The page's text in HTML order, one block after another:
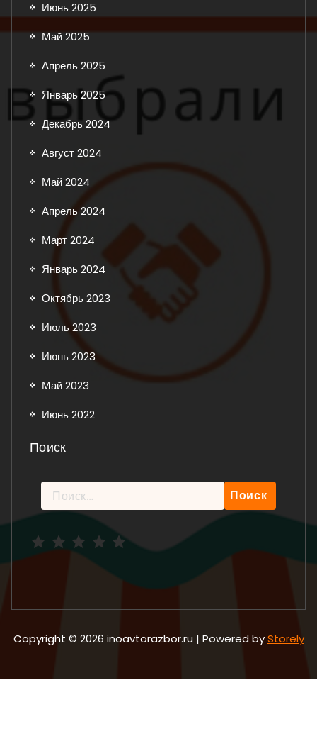
Июнь 2025
Май 2025
Апрель 2025
Январь 2025
Декабрь 2024
Август 2024
Май 2024
Апрель 2024
Март 2024
Январь 2024
Октябрь 2023
Июль 2023
Июнь 2023
Май 2023
Июнь 2022
Поиск
Найти:
Copyright © 2026 inoavtorazbor.ru | Powered byStorely